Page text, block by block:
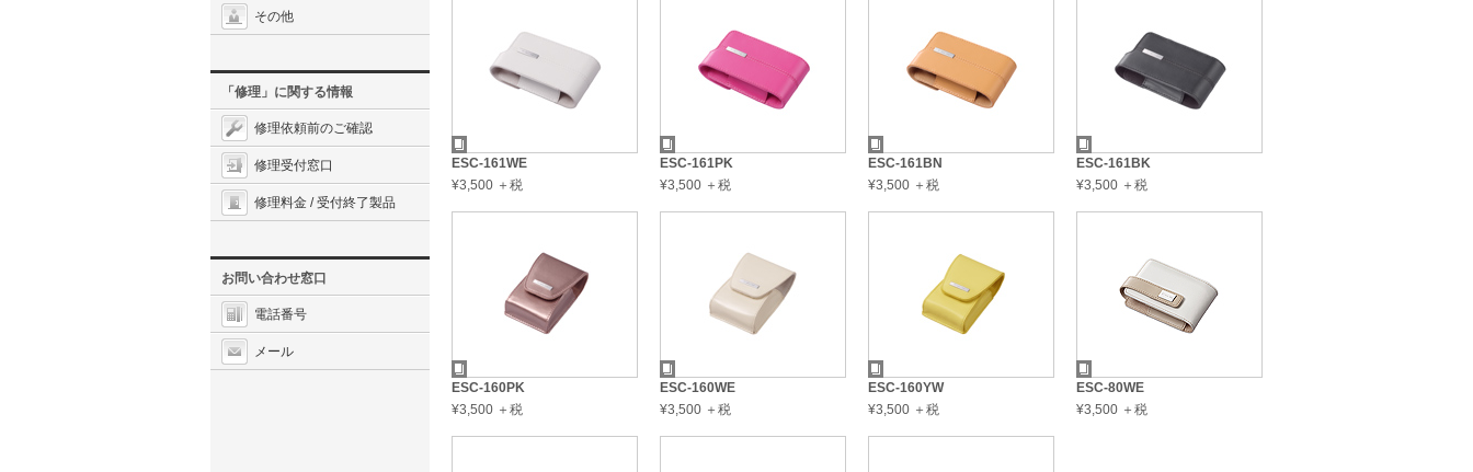
ESC-161WE
¥3,500 ＋税
ESC-161PK
¥3,500 ＋税
ESC-161BN
¥3,500 ＋税
ESC-161BK
¥3,500 ＋税
ESC-160PK
¥3,500 ＋税
ESC-160WE
¥3,500 ＋税
ESC-160YW
¥3,500 ＋税
ESC-80WE
¥3,500 ＋税
その他
「修理」に関する情報
修理依頼前のご確認
修理受付窓口
修理料金 / 受付終了製品
お問い合わせ窓口
電話番号
メール